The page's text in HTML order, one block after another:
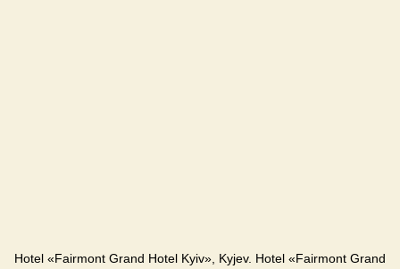
Hotel «Fairmont Grand Hotel Kyiv», Kyjev. Hotel «Fairmont Grand